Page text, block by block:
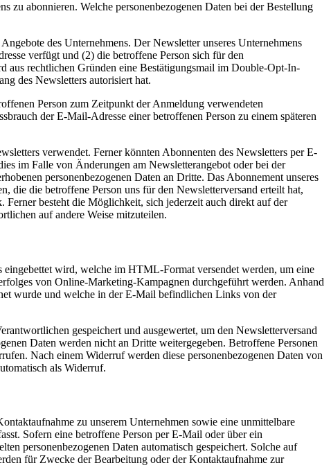
zu abonnieren. Welche personenbezogenen Daten bei der Bestellung
des Unternehmens. Der Newsletter unseres Unternehmens
verfügt und (2) die betroffene Person sich für den
aus rechtlichen Gründen eine Bestätigungsmail im Double-Opt-In-
des Newsletters autorisiert hat.
Person zum Zeitpunkt der Anmeldung verwendeten
der E-Mail-Adresse einer betroffenen Person zu einem späteren
verwendet. Ferner könnten Abonnenten des Newsletters per E-
im Falle von Änderungen am Newsletterangebot oder bei der
personenbezogenen Daten an Dritte. Das Abonnement unseres
die die betroffene Person uns für den Newsletterversand erteilt hat,
besteht die Möglichkeit, sich jederzeit auch direkt auf der
auf andere Weise mitzuteilen.
wird, welche im HTML-Format versendet werden, um eine
von Online-Marketing-Kampagnen durchgeführt werden. Anhand
wurde und welche in der E-Mail befindlichen Links von der
gespeichert und ausgewertet, um den Newsletterversand
Daten werden nicht an Dritte weitergegeben. Betroffene Personen
Nach einem Widerruf werden diese personenbezogenen Daten von
als Widerruf.
zu unserem Unternehmen sowie eine unmittelbare
Sofern eine betroffene Person per E-Mail oder über ein
personenbezogenen Daten automatisch gespeichert. Solche auf
für Zwecke der Bearbeitung oder der Kontaktaufnahme zur